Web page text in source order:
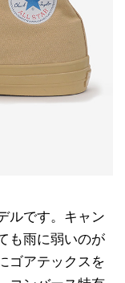
ルです。キャン
も雨に弱いのが
ゴアテックスを